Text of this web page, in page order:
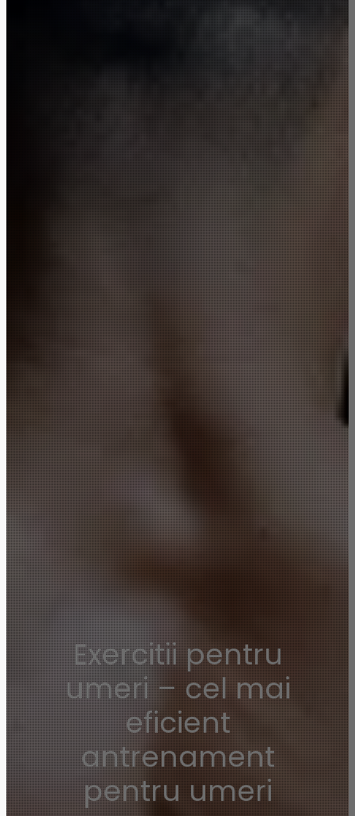
Exercitii pentru
umeri – cel mai
eficient
antrenament
pentru umeri